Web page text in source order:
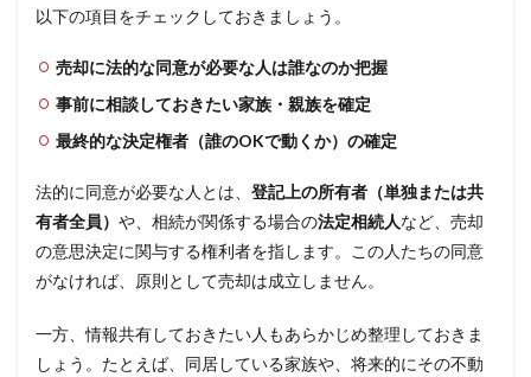
以下の項目をチェックしておきましょう。
売却に法的な同意が必要な人は誰なのか把握
事前に相談しておきたい家族・親族を確定
最終的な決定権者（誰のOKで動くか）の確定
法的に同意が必要な人とは、 登記上の所有者（単独または共
有者全員） や、相続が関係する場合の法定相続人など、売却
の意思決定に関与する権利者を指します。この人たちの同意
がなければ、原則として売却は成立しません。
一方、情報共有しておきたい人もあらかじめ整理しておきま
しょう。たとえば、同居している家族や、将来的にその不動